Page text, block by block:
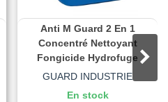
Anti M Guard 2 En 1
Concentré Nettoyant
Fongicide Hydrofuge
GUARD INDUSTRIE
En stock